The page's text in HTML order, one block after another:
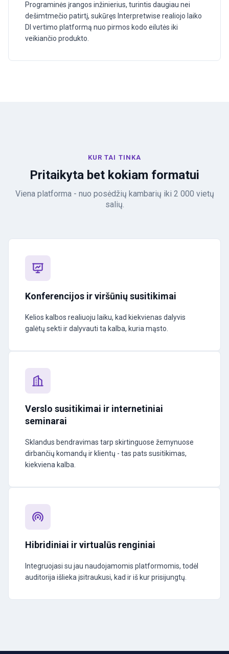
Programinės įrangos inžinierius, turintis daugiau nei
dešimtmečio patirtį, sukūręs Interpretwise realiojo laiko
DI vertimo platformą nuo pirmos kodo eilutės iki
veikiančio produkto.
KUR TAI TINKA
Pritaikyta bet kokiam formatui
Viena platforma - nuo posėdžių kambarių iki 2 000 vietų
salių.
Konferencijos ir viršūnių susitikimai
Kelios kalbos realiuoju laiku, kad kiekvienas dalyvis
galėtų sekti ir dalyvauti ta kalba, kuria mąsto.
Verslo susitikimai ir internetiniai
seminarai
Sklandus bendravimas tarp skirtinguose žemynuose
dirbančių komandų ir klientų - tas pats susitikimas,
kiekviena kalba.
Hibridiniai ir virtualūs renginiai
Integruojasi su jau naudojamomis platformomis, todėl
auditorija išlieka įsitraukusi, kad ir iš kur prisijungtų.